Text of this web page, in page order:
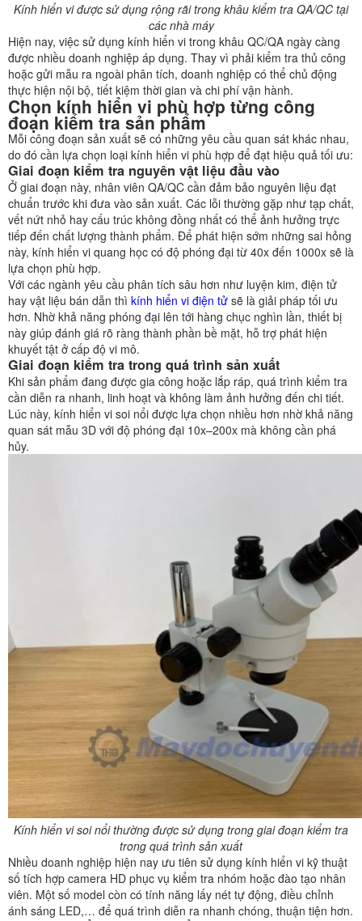
Kính hiển vi được sử dụng rộng rãi trong khâu kiểm tra QA/QC tại
các nhà máy
Hiện nay, việc sử dụng kính hiển vi trong khâu QC/QA ngày càng
được nhiều doanh nghiệp áp dụng. Thay vì phải kiểm tra thủ công
hoặc gửi mẫu ra ngoài phân tích, doanh nghiệp có thể chủ động
thực hiện nội bộ, tiết kiệm thời gian và chi phí vận hành.
Chọn kính hiển vi phù hợp từng công
đoạn kiểm tra sản phẩm
Mỗi công đoạn sản xuất sẽ có những yêu cầu quan sát khác nhau,
do đó cần lựa chọn loại kính hiển vi phù hợp để đạt hiệu quả tối ưu:
Giai đoạn kiểm tra nguyên vật liệu đầu vào
Ở giai đoạn này, nhân viên QA/QC cần đảm bảo nguyên liệu đạt
chuẩn trước khi đưa vào sản xuất. Các lỗi thường gặp như tạp chất,
vết nứt nhỏ hay cấu trúc không đồng nhất có thể ảnh hưởng trực
tiếp đến chất lượng thành phẩm. Để phát hiện sớm những sai hỏng
này, kính hiển vi quang học có độ phóng đại từ 40x đến 1000x sẽ là
lựa chọn phù hợp.
Với các ngành yêu cầu phân tích sâu hơn như luyện kim, điện tử
hay vật liệu bán dẫn thì kính hiển vi điện tử sẽ là giải pháp tối ưu
hơn. Nhờ khả năng phóng đại lên tới hàng chục nghìn lần, thiết bị
này giúp đánh giá rõ ràng thành phần bề mặt, hỗ trợ phát hiện
khuyết tật ở cấp độ vi mô.
Giai đoạn kiểm tra trong quá trình sản xuất
Khi sản phẩm đang được gia công hoặc lắp ráp, quá trình kiểm tra
cần diễn ra nhanh, linh hoạt và không làm ảnh hưởng đến chi tiết.
Lúc này, kính hiển vi soi nổi được lựa chọn nhiều hơn nhờ khả năng
quan sát mẫu 3D với độ phóng đại 10x–200x mà không cần phá
hủy.
Kính hiển vi soi nổi thường được sử dụng trong giai đoạn kiểm tra
trong quá trình sản xuất
Nhiều doanh nghiệp hiện nay ưu tiên sử dụng kính hiển vi kỹ thuật
số tích hợp camera HD phục vụ kiểm tra nhóm hoặc đào tạo nhân
viên. Một số model còn có tính năng lấy nét tự động, điều chỉnh
ánh sáng LED,… để quá trình diễn ra nhanh chóng, thuận tiện hơn.